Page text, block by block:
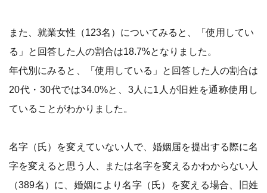
また、就業女性（123名）についてみると、「使用してい
る」と回答した人の割合は18.7%となりました。
年代別にみると、「使用している」と回答した人の割合は
20代・30代では34.0%と、3人に1人が旧姓を通称使用し
ていることがわかりました。
名字（氏）を変えていない人で、婚姻届を提出する際に名
字を変えると思う人、または名字を変えるかわからない人
（389名）に、婚姻により名字（氏）を変える場合、旧姓